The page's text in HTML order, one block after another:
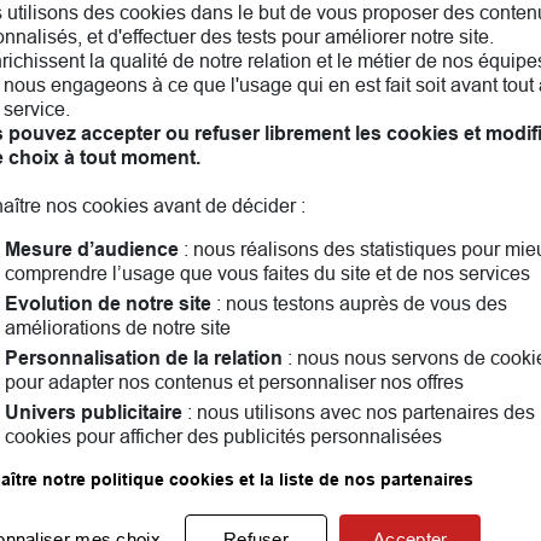
Pont! Assurance auto, assurance habitation,
le mieux. Ensemble, nous parlerons aussi
vous pouvez consulter lesavis clients
Les agences MAIF dans les villes à proximité
utilisons des cookies dans le but de vous proposer des
et d'effectuer des tests pour améliorer notre site.
la qualité de notre relation et le métier de nos
nous engageons à ce que l'usage qui en est fait soit avant tout
pouvez accepter ou refuser librement les cookies et
choix à tout moment.
nos cookies avant de décider :
Mesure d’audience : nous réalisons des statistiques pour
comprendre l’usage que vous faites du site et de nos services
Evolution de notre site : nous testons auprès de vous des
améliorations de notre site
Personnalisation de la relation : nous nous servons de
pour adapter nos contenus et personnaliser nos offres
Univers publicitaire : nous utilisons avec nos partenaires des
cookies pour afficher des publicités personnalisées
notre politique cookies et la liste de nos partenaires